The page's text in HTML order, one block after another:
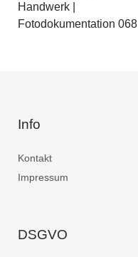
Handwerk |
Fotodokumentation 068
Info
Kontakt
Impressum
DSGVO